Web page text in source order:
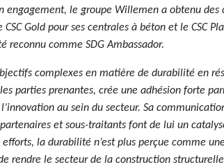
engagement, le groupe Willemen a obtenu des
Gold pour ses centrales à béton et le CSC
reconnu comme SDG Ambassador.
complexes en matière de durabilité en
parties prenantes, crée une adhésion forte
au sein du secteur. Sa
et sous-traitants font de lui un
efforts, la durabilité n’est plus perçue comme
rendre le secteur de la construction